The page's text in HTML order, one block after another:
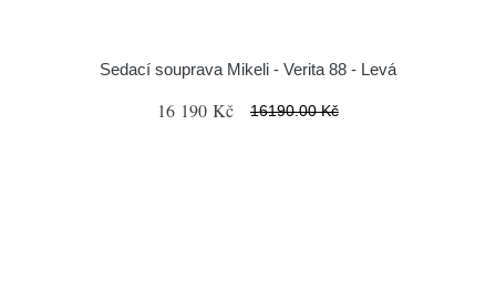
Sedací souprava Mikeli - Verita 88 - Levá
16 190 Kč 16190.00 Kč